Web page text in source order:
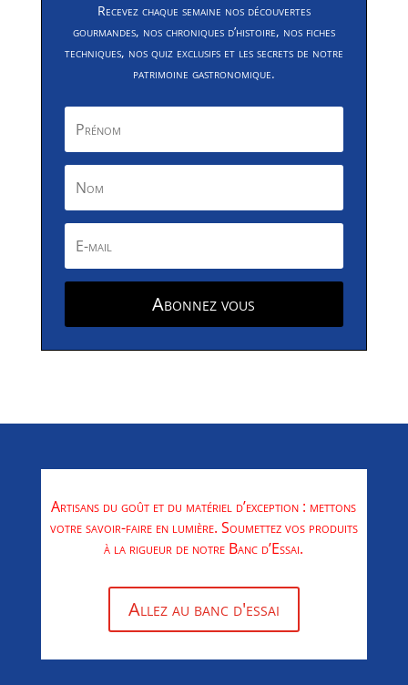
Recevez chaque semaine nos découvertes
gourmandes, nos chroniques d’histoire, nos fiches
techniques, nos quiz exclusifs et les secrets de notre
patrimoine gastronomique.
Abonnez vous
Artisans du goût et du matériel d’exception : mettons
votre savoir-faire en lumière. Soumettez vos produits
à la rigueur de notre Banc d’Essai.
Allez au banc d'essai